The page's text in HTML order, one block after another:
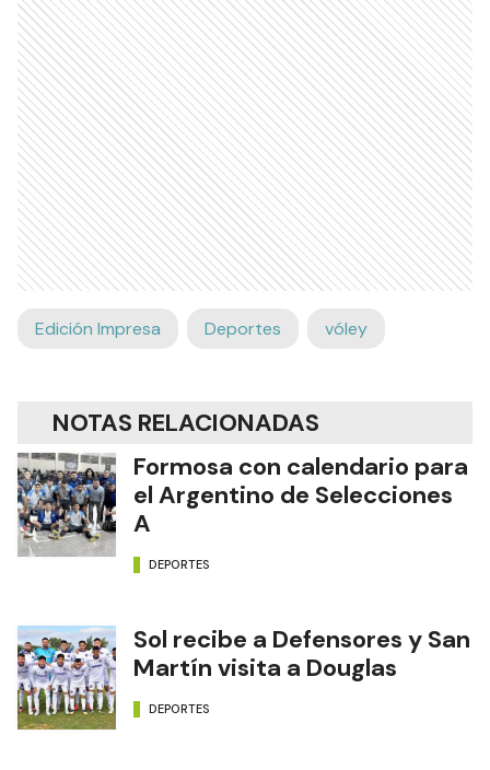
Edición Impresa Deportes vóley
NOTAS RELACIONADAS
Formosa con calendario para
el Argentino de Selecciones
A
DEPORTES
Sol recibe a Defensores y San
Martín visita a Douglas
DEPORTES